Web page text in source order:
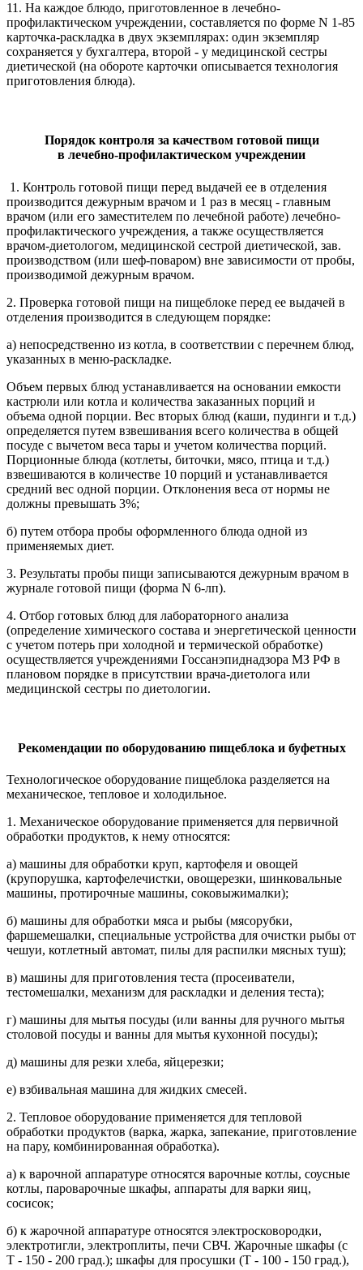
11. На каждое блюдо, приготовленное в лечебно-
профилактическом учреждении, составляется по форме N 1-85
карточка-раскладка в двух экземплярах: один экземпляр
сохраняется у бухгалтера, второй - у медицинской сестры
диетической (на обороте карточки описывается технология
приготовления блюда).
Порядок контроля за качеством готовой пищи
в лечебно-профилактическом учреждении
1. Контроль готовой пищи перед выдачей ее в отделения
производится дежурным врачом и 1 раз в месяц - главным
врачом (или его заместителем по лечебной работе) лечебно-
профилактического учреждения, а также осуществляется
врачом-диетологом, медицинской сестрой диетической, зав.
производством (или шеф-поваром) вне зависимости от пробы,
производимой дежурным врачом.
2. Проверка готовой пищи на пищеблоке перед ее выдачей в
отделения производится в следующем порядке:
а) непосредственно из котла, в соответствии с перечнем блюд,
указанных в меню-раскладке.
Объем первых блюд устанавливается на основании емкости
кастрюли или котла и количества заказанных порций и
объема одной порции. Вес вторых блюд (каши, пудинги и т.д.)
определяется путем взвешивания всего количества в общей
посуде с вычетом веса тары и учетом количества порций.
Порционные блюда (котлеты, биточки, мясо, птица и т.д.)
взвешиваются в количестве 10 порций и устанавливается
средний вес одной порции. Отклонения веса от нормы не
должны превышать 3%;
б) путем отбора пробы оформленного блюда одной из
применяемых диет.
3. Результаты пробы пищи записываются дежурным врачом в
журнале готовой пищи (форма N 6-лп).
4. Отбор готовых блюд для лабораторного анализа
(определение химического состава и энергетической ценности
с учетом потерь при холодной и термической обработке)
осуществляется учреждениями Госсанэпиднадзора МЗ РФ в
плановом порядке в присутствии врача-диетолога или
медицинской сестры по диетологии.
Рекомендации по оборудованию пищеблока и буфетных
Технологическое оборудование пищеблока разделяется на
механическое, тепловое и холодильное.
1. Механическое оборудование применяется для первичной
обработки продуктов, к нему относятся:
а) машины для обработки круп, картофеля и овощей
(крупорушка, картофелечистки, овощерезки, шинковальные
машины, протирочные машины, соковыжималки);
б) машины для обработки мяса и рыбы (мясорубки,
фаршемешалки, специальные устройства для очистки рыбы от
чешуи, котлетный автомат, пилы для распилки мясных туш);
в) машины для приготовления теста (просеиватели,
тестомешалки, механизм для раскладки и деления теста);
г) машины для мытья посуды (или ванны для ручного мытья
столовой посуды и ванны для мытья кухонной посуды);
д) машины для резки хлеба, яйцерезки;
е) взбивальная машина для жидких смесей.
2. Тепловое оборудование применяется для тепловой
обработки продуктов (варка, жарка, запекание, приготовление
на пару, комбинированная обработка).
а) к варочной аппаратуре относятся варочные котлы, соусные
котлы, пароварочные шкафы, аппараты для варки яиц,
сосисок;
б) к жарочной аппаратуре относятся электросковородки,
электротигли, электроплиты, печи СВЧ. Жарочные шкафы (с
Т - 150 - 200 град.); шкафы для просушки (Т - 100 - 150 град.),